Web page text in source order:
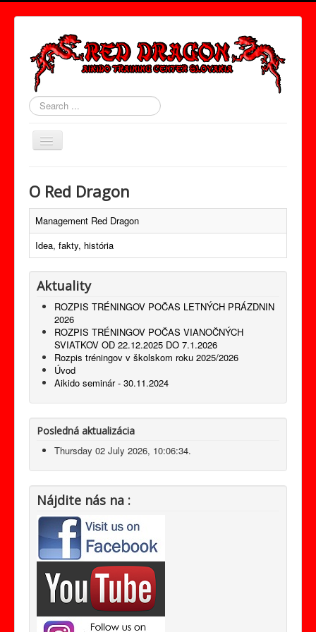
Search
...
Toggle
O Nás
Tréningy
Red Dragon Band
Semináre
Aikido pre deti
Odkazy
Kontakt
Produkty
O Red Dragon
Management Red Dragon
Idea, fakty, história
Aktuality
ROZPIS TRÉNINGOV POČAS LETNÝCH PRÁZDNIN
2026
ROZPIS TRÉNINGOV POČAS VIANOČNÝCH
SVIATKOV OD 22.12.2025 DO 7.1.2026
Rozpis tréningov v školskom roku 2025/2026
Úvod
Aikido seminár - 30.11.2024
Posledná aktualizácia
Thursday 02 July 2026, 10:06:34.
Nájdite nás na :